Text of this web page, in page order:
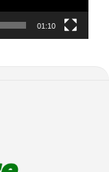
01:10